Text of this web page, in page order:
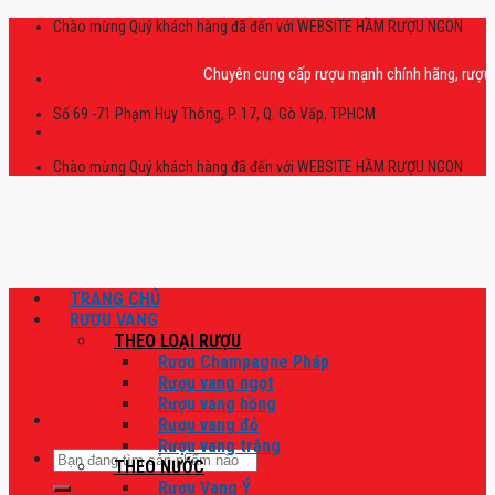
Skip
Chào mừng Quý khách hàng đã đến với WEBSITE HẦM RƯỢU NGON
Chuyên cung cấp rượu mạnh chính hãng, rượu
Số 69 -71 Phạm Huy Thông, P. 17, Q. Gò Vấp, TPHCM
Chào mừng Quý khách hàng đã đến với WEBSITE HẦM RƯỢU NGON
Tìm
kiếm:
TRANG CHỦ
RƯỢU VANG
THEO LOẠI RƯỢU
Rượu Champagne Pháp
Rượu vang ngọt
Rượu vang hồng
Rượu vang đỏ
Rượu vang trắng
THEO NƯỚC
Rượu Vang Ý